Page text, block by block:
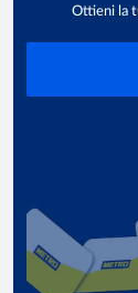
Ottieni la